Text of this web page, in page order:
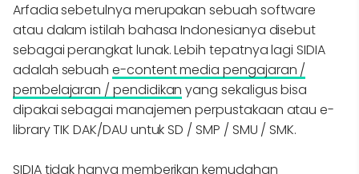
Arfadia sebetulnya merupakan sebuah software
atau dalam istilah bahasa Indonesianya disebut
sebagai perangkat lunak. Lebih tepatnya lagi SIDIA
adalah sebuahe-content media pengajaran /
pembelajaran / pendidikan yang sekaligus bisa
dipakai sebagai manajemen perpustakaan atau e-
library TIK DAK/DAU untuk SD / SMP / SMU / SMK.
SIDIA tidak hanya memberikan kemudahan